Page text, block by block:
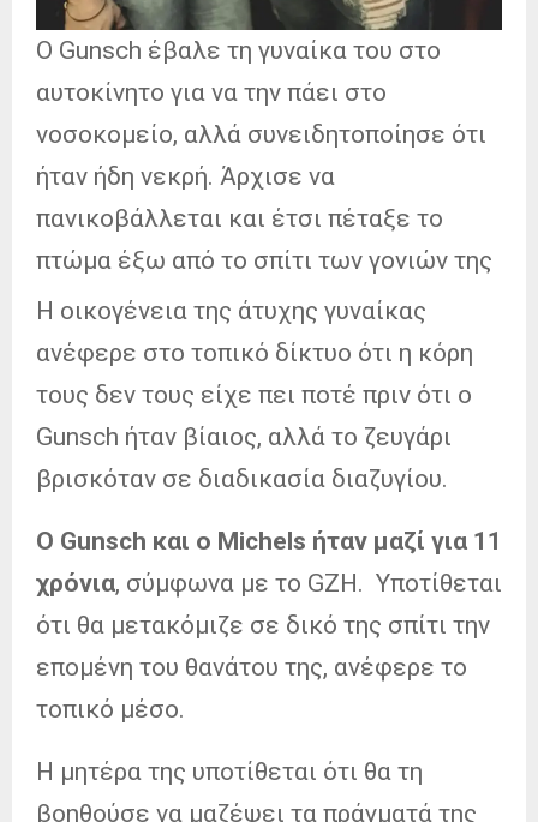
Ο Gunsch έβαλε τη γυναίκα του στο
αυτοκίνητο για να την πάει στο
νοσοκομείο, αλλά συνειδητοποίησε ότι
ήταν ήδη νεκρή. Άρχισε να
πανικοβάλλεται και έτσι πέταξε το
πτώμα έξω από το σπίτι των γονιών της
Η οικογένεια της άτυχης γυναίκας
ανέφερε στο τοπικό δίκτυο ότι η κόρη
τους δεν τους είχε πει ποτέ πριν ότι ο
Gunsch ήταν βίαιος, αλλά το ζευγάρι
βρισκόταν σε διαδικασία διαζυγίου.
Ο Gunsch και ο Michels ήταν μαζί για 11
χρόνια, σύμφωνα με το GZH. Υποτίθεται
ότι θα μετακόμιζε σε δικό της σπίτι την
επομένη του θανάτου της, ανέφερε το
τοπικό μέσο.
Η μητέρα της υποτίθεται ότι θα τη
βοηθούσε να μαζέψει τα πράγματά της